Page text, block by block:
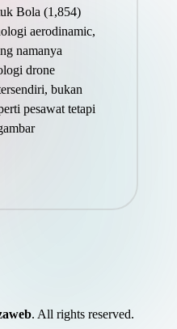
Bola (1,854)
aerodinamic,
namanya
drone
bukan
pesawat tetapi
. All rights reserved.